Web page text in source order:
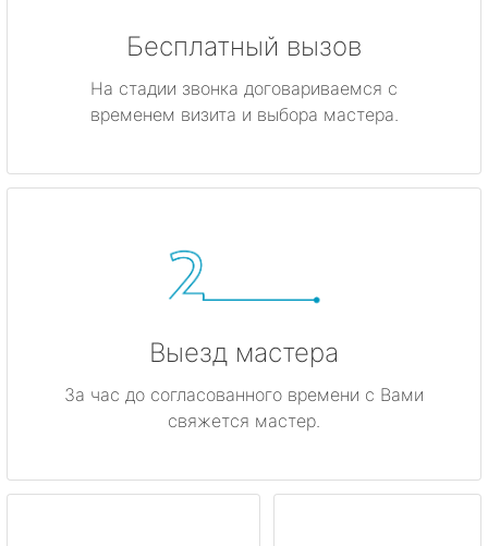
Бесплатный вызов
На стадии звонка договариваемся с
временем визита и выбора мастера.
Выезд мастера
За час до согласованного времени с Вами
свяжется мастер.